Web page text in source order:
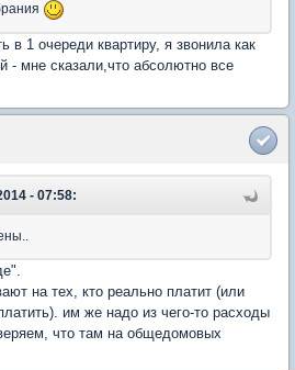
в 1 очереди квартиру, я звонила как
- мне сказали,что абсолютно все
- 07:58:
на тех, кто реально платит (или
им же надо из чего-то расходы
что там на общедомовых